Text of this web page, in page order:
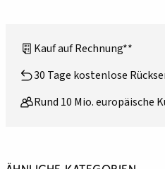
Kauf auf Rechnung**
30 Tage kostenlose
Rund 10 Mio. europäische